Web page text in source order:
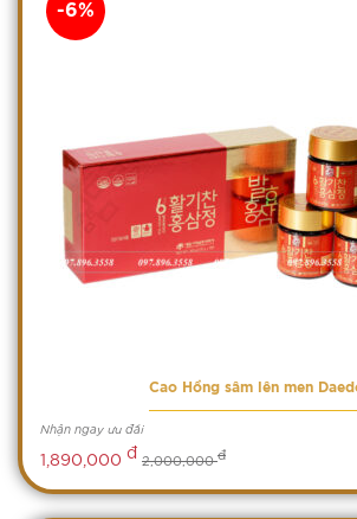
Cao Hồng sâm lên men
Nhận ngay ưu đãi
1,890,000 đ 2,000,000đ
-6%